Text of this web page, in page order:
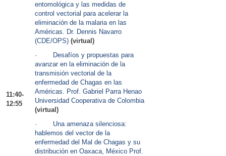
11:40-
12:55
entomológica y las medidas de
control vectorial para acelerar la
eliminación de la malaria en las
Américas. Dr. Dennis Navarro
(CDE/OPS) (virtual)
·
Desafíos y propuestas para
avanzar en la eliminación de la
transmisión vectorial de la
enfermedad de Chagas en las
Américas. Prof. Gabriel Parra Henao
Universidad Cooperativa de Colombia
(virtual)
· Una amenaza silenciosa:
hablemos del vector de la
enfermedad del Mal de Chagas y su
distribución en Oaxaca, México Prof.